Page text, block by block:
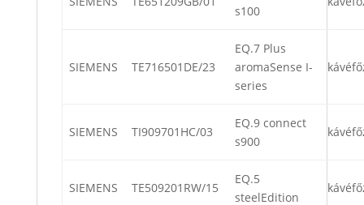
s100
SIEMENS TE716501DE/23
EQ.7 Plus
aromaSense I-
series
SIEMENS TI909701HC/03
EQ.9 connect
s900
SIEMENS TE509201RW/15
EQ.5
steelEdition